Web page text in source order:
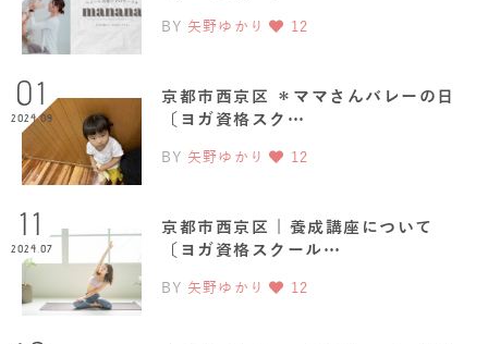
BY 矢野ゆかり 12
01
2024.09
京都市西京区 ＊ママさんバレーの日
〔ヨガ資格スク…
BY 矢野ゆかり 12
11
2024.07
京都市西京区 | 養成講座について
〔ヨガ資格スクール…
BY 矢野ゆかり 12